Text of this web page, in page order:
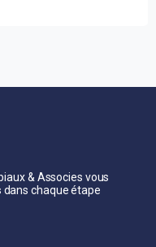
& Associes vous
dans chaque étape